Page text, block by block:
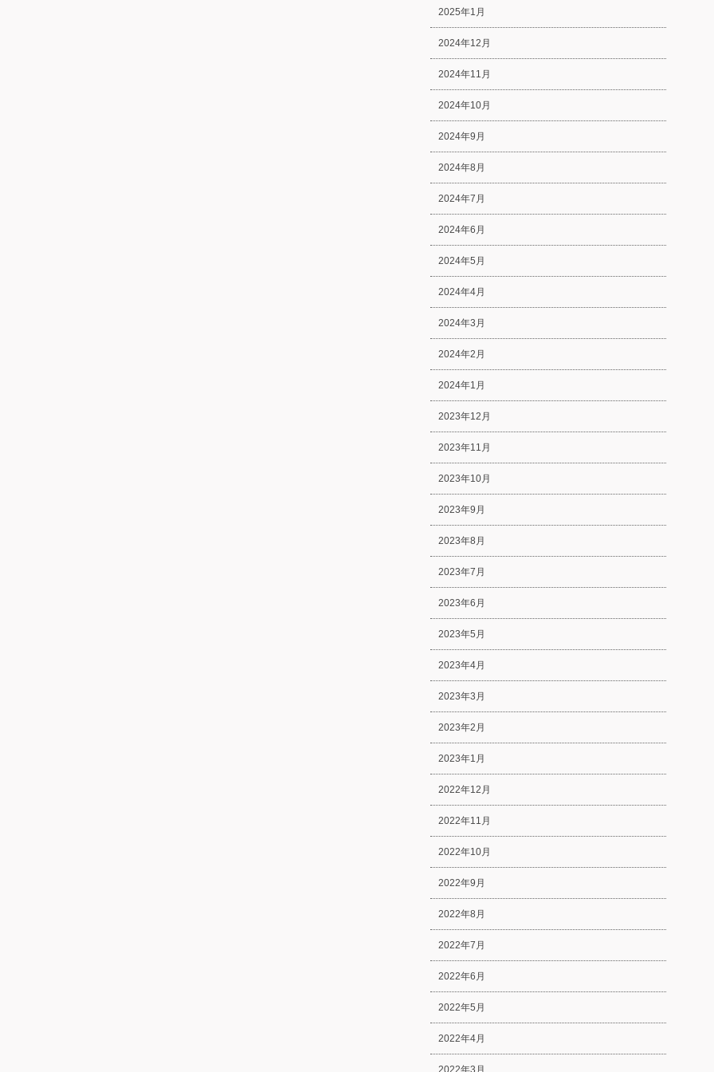
2025年1月
2024年12月
2024年11月
2024年10月
2024年9月
2024年8月
2024年7月
2024年6月
2024年5月
2024年4月
2024年3月
2024年2月
2024年1月
2023年12月
2023年11月
2023年10月
2023年9月
2023年8月
2023年7月
2023年6月
2023年5月
2023年4月
2023年3月
2023年2月
2023年1月
2022年12月
2022年11月
2022年10月
2022年9月
2022年8月
2022年7月
2022年6月
2022年5月
2022年4月
2022年3月